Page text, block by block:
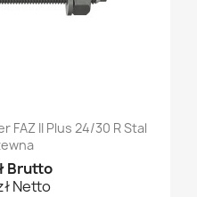
FAZ II Plus 24/30 R Stal
Brutto
Netto